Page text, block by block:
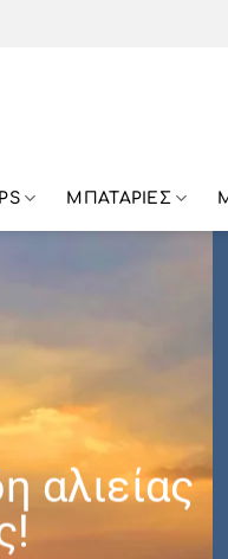
ΜΠΑΤΑΡΙΕΣ
αλιείας